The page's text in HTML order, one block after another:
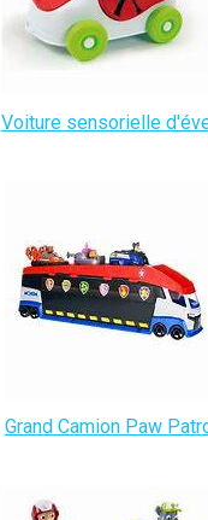
Voiture sensorielle
Grand Camion Paw